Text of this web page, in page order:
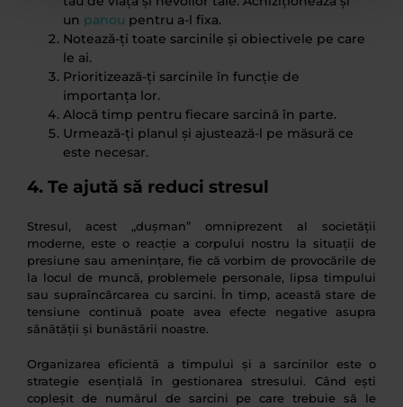
un panou pentru a-l fixa.
Notează-ți toate sarcinile și obiectivele pe care
le ai.
Prioritizează-ți sarcinile în funcție de
importanța lor.
Alocă timp pentru fiecare sarcină în parte.
Urmează-ți planul și ajustează-l pe măsură ce
este necesar.
4. Te ajută să reduci stresul
Stresul, acest „dușman” omniprezent al societății
moderne, este o reacție a corpului nostru la situații de
presiune sau amenințare, fie că vorbim de provocările de
la locul de muncă, problemele personale, lipsa timpului
sau supraîncărcarea cu sarcini. În timp, această stare de
tensiune continuă poate avea efecte negative asupra
sănătății și bunăstării noastre.
Organizarea eficientă a timpului și a sarcinilor este o
strategie esențială în gestionarea stresului. Când ești
copleșit de numărul de sarcini pe care trebuie să le